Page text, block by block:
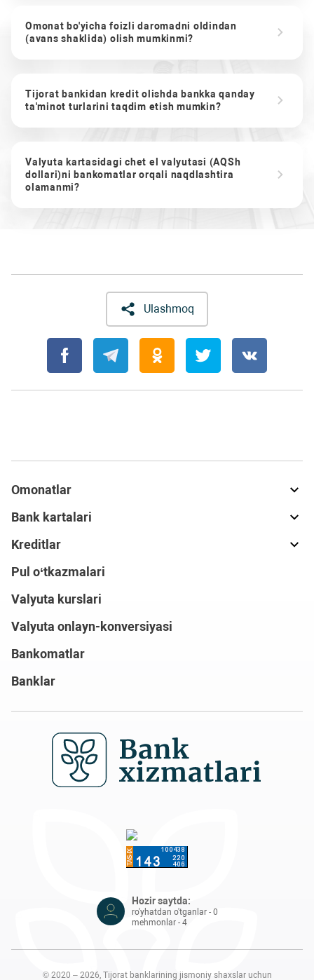
Omonat bo'yicha foizli daromadni oldindan
(avans shaklida) olish mumkinmi?
Tijorat bankidan kredit olishda bankka qanday
ta'minot turlarini taqdim etish mumkin?
Valyuta kartasidagi chet el valyutasi (AQSh
dollari)ni bankomatlar orqali naqdlashtira
olamanmi?
Ulashmoq
Omonatlar
Bank kartalari
Kreditlar
Pul o‘tkazmalari
Valyuta kurslari
Valyuta onlayn-konversiyasi
Bankomatlar
Banklar
Hozir saytda:
ro'yhatdan o'tganlar - 0
mehmonlar - 4
© 2020 – 2026, Tijorat banklarining jismoniy shaxslar uchun